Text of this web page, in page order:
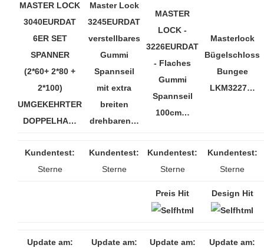
MASTER LOCK
3040EURDAT
6ER SET
SPANNER
(2*60+ 2*80 +
2*100)
UMGEKEHRTER
DOPPELHA…
Master Lock
3245EURDAT
verstellbares
Gummi
Spannseil
mit extra
breiten
drehbaren…
MASTER
LOCK -
3226EURDAT
- Flaches
Gummi
Spannseil
100cm…
Masterlock
Bügelschloss
Bungee
LKM3227…
Kundentest:
Sterne
Kundentest:
Sterne
Kundentest:
Sterne
Kundentest:
Sterne
Preis Hit Design Hit
Update am: Update am: Update am: Update am: